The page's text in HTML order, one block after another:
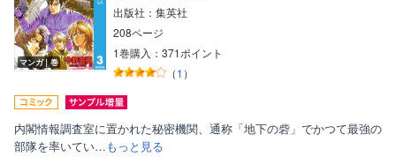
マンガ｜巻
出版社：集英社
208ページ
1巻購入：371ポイント
（1 ）
内閣情報調査室に置かれた秘密機関、通称「地下の砦」でかつて最強の
部隊を率いてい…もっと見る